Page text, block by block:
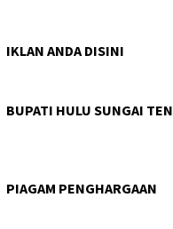
IKLAN ANDA DISINI
BUPATI HULU SUNGAI
PIAGAM PENGHARGAAN